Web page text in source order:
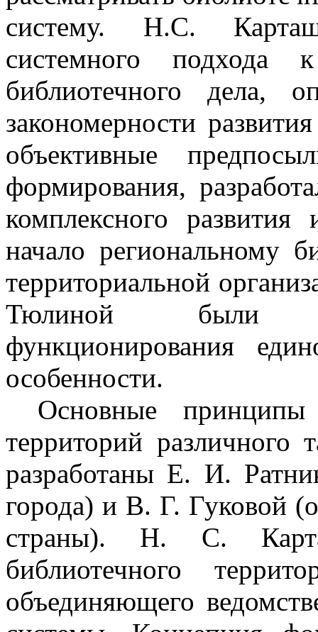
систему. Н.С.
системного подхода
библиотечного дела,
закономерности
объективные
формирования,
комплексного
начало региональному
территориальной
Тюлиной были
функционирования
особенности.
Основные
территорий различного
разработаны Е. И.
города) и В. Г. Гуковой
страны). Н.
С.
библиотечного
объединяющего